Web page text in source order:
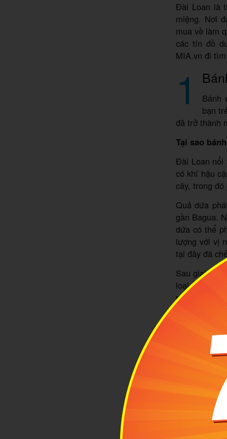
Đài Loan là
miệng. Nơi
mua về làm
các tín đồ
MIA.vn đi
1
Bánh
bạn
đã trở thành
Tại sao
Đài Loan nổi
có khí hậu
cây, trong
Quả dứa
gần Bagua.
dứa có thể
lượng với vị
tại đây đã
Sau giai
loại bánh
phủ, bánh
lựa chọn